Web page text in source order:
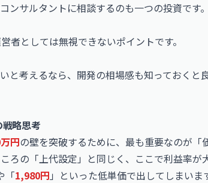
サルタントに相談するのも一つの投資です。
者としては無視できないポイントです。
と考えるなら、開発の相場感も知っておくと
略思考
円の壁を突破するために、最も重要なのが「
ろの「上代設定」と同じく、ここで利益率が
「1,980円 」といった低単価で出してしまいま